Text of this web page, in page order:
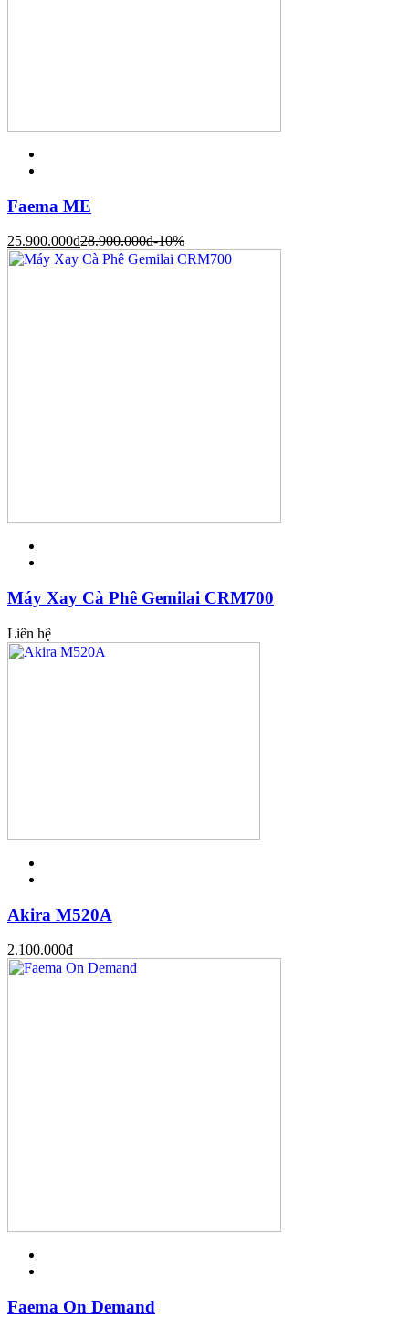
Faema ME
25.900.000đ28.900.000đ-10%
Máy Xay Cà Phê Gemilai CRM700
Liên hệ
Akira M520A
2.100.000đ
Faema On Demand